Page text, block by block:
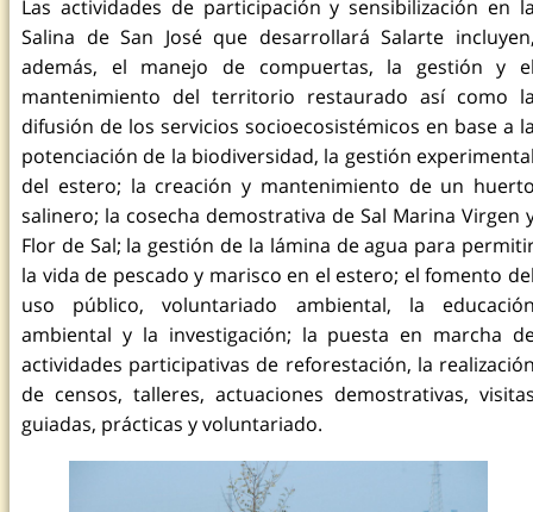
Las actividades de participación y sensibilización en
Salina de San José que desarrollará Salarte
además, el manejo de compuertas, la gestión y
mantenimiento del territorio restaurado así como
difusión de los servicios socioecosistémicos en base a
potenciación de la biodiversidad, la gestión
del estero; la creación y mantenimiento de un
salinero; la cosecha demostrativa de Sal Marina Virgen
Flor de Sal; la gestión de la lámina de agua para
la vida de pescado y marisco en el estero; el fomento
uso público, voluntariado ambiental, la
ambiental y la investigación; la puesta en marcha
actividades participativas de reforestación, la
de censos, talleres, actuaciones demostrativas,
guiadas, prácticas y voluntariado.